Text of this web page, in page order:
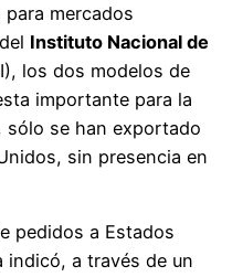
mercados
Instituto Nacional de
los dos modelos de
importante para la
sólo se han exportado
sin presencia en
pedidos a Estados
indicó, a través de un